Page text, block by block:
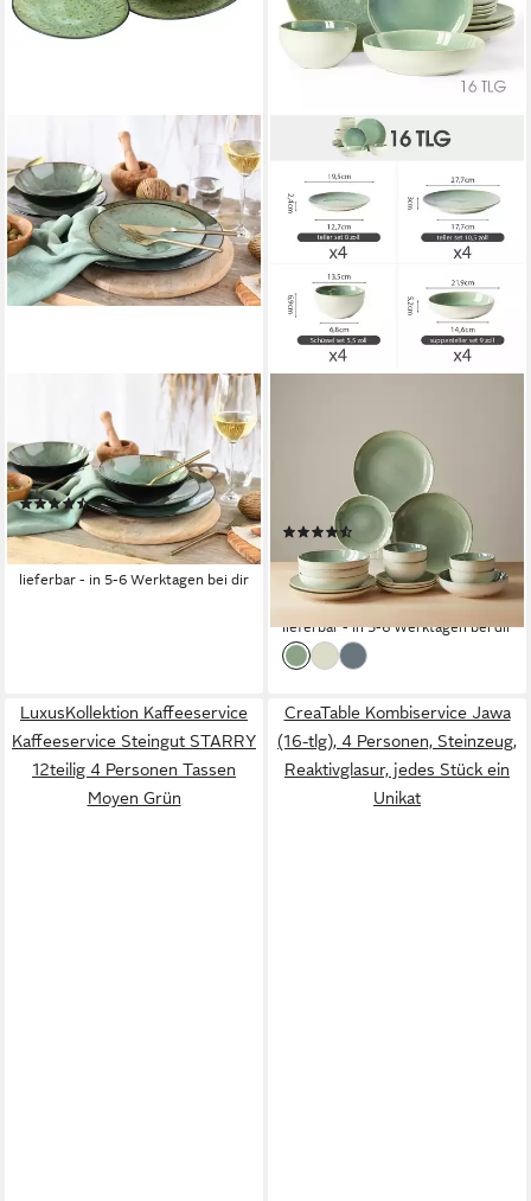
Teller-Set Jawa, Teller Set 12-
tlg (12-tlg), 4 Personen,
Steinzeug, Reaktivglasur
(3)
81,95 € UVP129,99 €
-37%
lieferbar - in 5-6 Werktagen bei dir
Kombiservice Teller-Set
Tafelservice Schüssel-Set
Speiseteller (16-tlg), 4
Personen, Keramik,
Hochwertiges Geschirr set
Grün Mikrowellen
(11)
69,91 € UVP 129,90 €
(4,37 €/ 1 Stk)
-46%
lieferbar - in 5-6 Werktagen bei dir
LuxusKollektion Kaffeeservice
Kaffeeservice Steingut STARRY
12teilig 4 Personen Tassen
Moyen Grün
CreaTable Kombiservice Jawa
(16-tlg), 4 Personen, Steinzeug,
Reaktivglasur, jedes Stück ein
Unikat